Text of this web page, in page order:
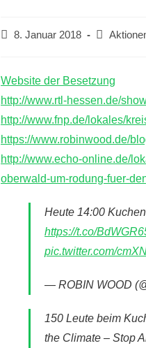
Beitrag
8. Januar 2018
Beitrags-
Website der Besetzung
http://www.rtl-hessen.de/
http://www.fnp.de/lokales/
https://www.robinwood.de/
http://www.echo-online.de/
oberwald-um-rodung-fuer-
Heute 14:00
https://t.co/
pic.twitter.com/
— ROBIN WOOD
150 Leute beim
the Climate – Stop